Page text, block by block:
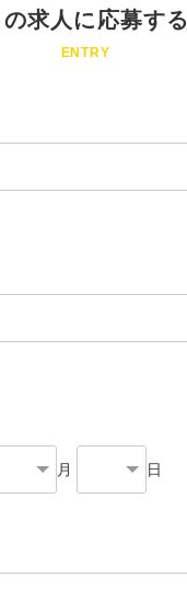
の求人に応募する
ENTRY
月 日